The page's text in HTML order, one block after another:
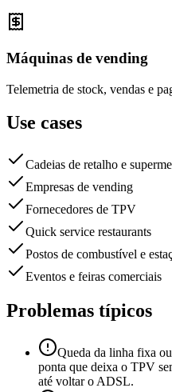
Máquinas de vending
Telemetria de stock, vendas e
Use cases
Cadeias de retalho e
Empresas de vending
Fornecedores de TPV
Quick service restaurants
Postos de combustível e
Eventos e feiras comerciais
Problemas típicos
Queda da linha fixa
ponta que deixa o TPV
até voltar o ADSL.